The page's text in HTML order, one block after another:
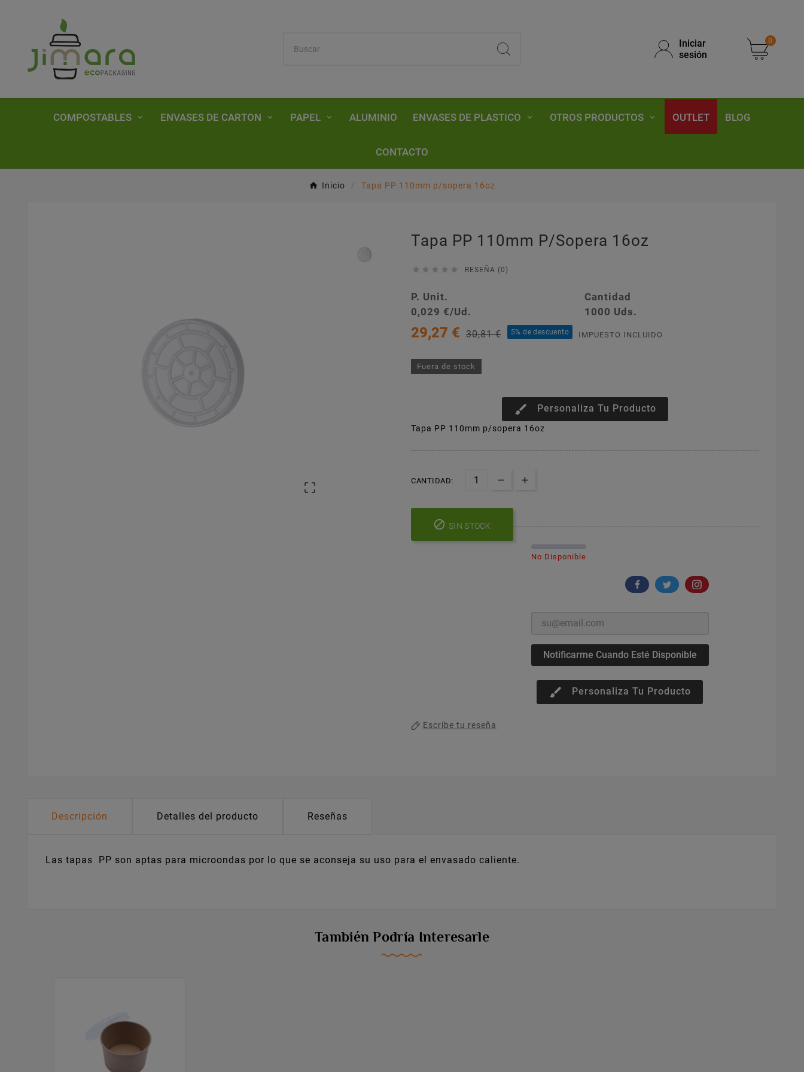
Iniciar
sesión
0
COMPOSTABLES ENVASES DE CARTON PAPEL ALUMINIO ENVASES DE PLASTICO OTROS PRODUCTOS OUTLET BLOG
CONTACTO
Inicio Tapa PP 110mm p/sopera 16oz

Tapa PP 110mm P/sopera 16oz
     RESEÑA (0)
P. Unit.
Cantidad
0,029 €/Ud.
1000 Uds.
29,27 € 30,81 € 5% de descuento IMPUESTO INCLUIDO
Fuera de stock
brush Personaliza Tu Producto
Tapa PP 110mm p/sopera 16oz
CANTIDAD:
 SIN STOCK
No Disponible
Notificarme Cuando Esté Disponible
brush Personaliza Tu Producto
Escribe tu reseña
Descripción Detalles del producto Reseñas
Las tapas PP son aptas para microondas por lo que se aconseja su uso para el envasado caliente.
También Podría Interesarle